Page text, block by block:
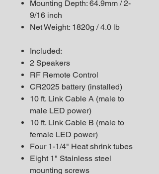
Mounting Depth: 64.9mm / 2-
9/16 inch
Net Weight: 1820g / 4.0 lb
Included:
2 Speakers
RF Remote Control
CR2025 battery (installed)
10 ft. Link Cable A (male to
male LED power)
10 ft. Link Cable B (male to
female LED power)
Four 1-1/4" Heat shrink tubes
Eight 1" Stainless steel
mounting screws